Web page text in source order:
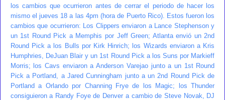
los cambios que ocurrieron antes de cerrar el periodo de hacer los
mismo el jueves 18 a las 4pm (hora de Puerto Rico). Estos fueron los
cambios que ocurrieron: Los Clippers enviaron a Lance Stephenson y
un 1st Round Pick a Memphis por Jeff Green; Atlanta envió un 2nd
Round Pick a los Bulls por Kirk Hinrich; los Wizards enviaron a Kris
Humphries, DeJuan Blair y un 1st Round Pick a los Suns por Markieff
Morris; los Cavs enviaron a Anderson Varejao junto a un 1st Round
Pick a Portland, a Jared Cunningham junto a un 2nd Round Pick de
Portland a Orlando por Channing Frye de los Magic; los Thunder
consiguieron a Randy Foye de Denver a cambio de Steve Novak, DJ